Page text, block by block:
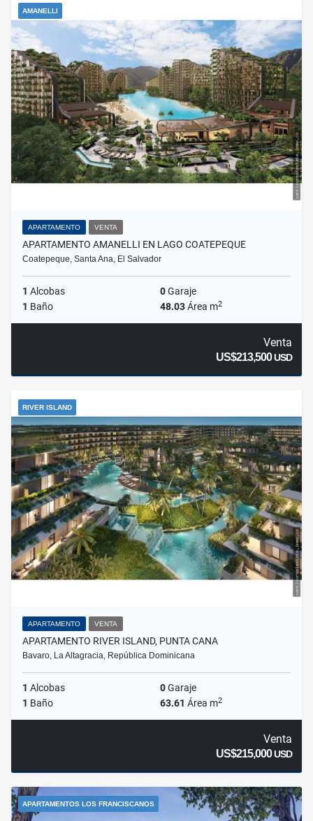
AMANELLI
APARTAMENTO VENTA
APARTAMENTO AMANELLI EN LAGO COATEPEQUE
Coatepeque, Santa Ana, El Salvador
1 Alcobas 0Garaje
1 Baño 48.03Área m2
Venta
US$213,500USD
RIVER ISLAND
APARTAMENTO VENTA
APARTAMENTO RIVER ISLAND, PUNTA CANA
Bavaro, La Altagracia, República Dominicana
1 Alcobas 0Garaje
1 Baño 63.61 Área m2
Venta
US$215,000USD
APARTAMENTOS LOS FRANCISCANOS